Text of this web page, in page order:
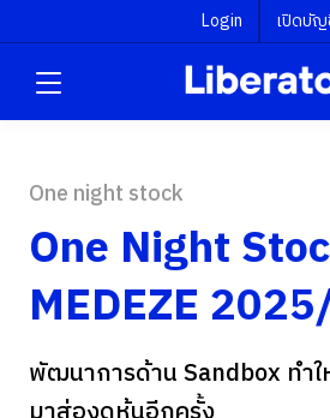
Login เปิดบั
One night stock
One Night
MEDEZE
พัฒนาการด้าน Sandbox ทำ